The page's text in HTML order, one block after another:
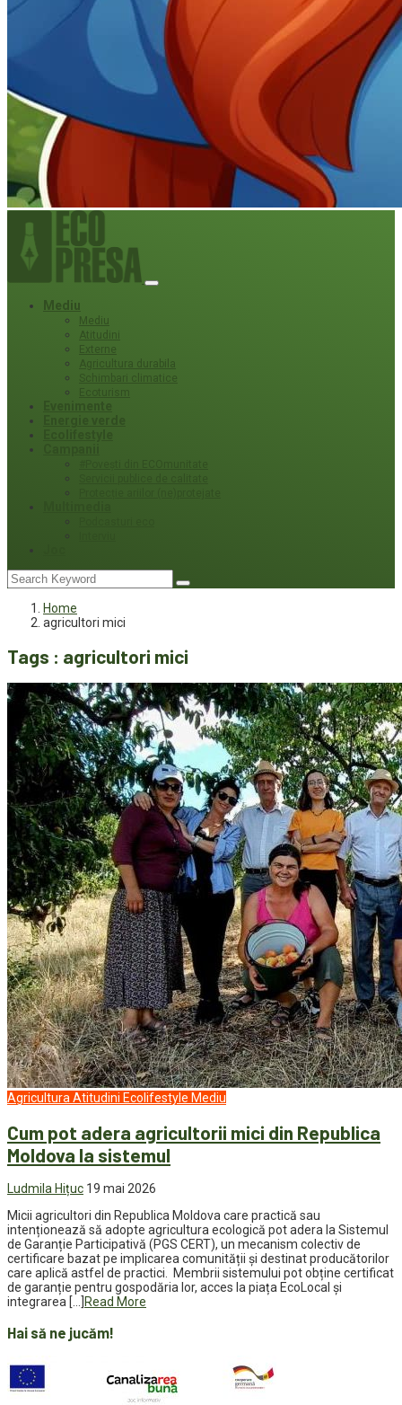
Mediu
Mediu
Atitudini
Externe
Agricultura durabila
Schimbari climatice
Ecoturism
Home
agricultori mici
Tags : agricultori mici
AgriculturaAtitudini Ecolifestyle Mediu
Cum pot adera agricultorii mici din Republica
Moldova la sistemul
Ludmila Hițuc 19 mai 2026
Micii agricultori din Republica Moldova care practică sau
intenționează să adopte agricultura ecologică pot adera la Sistemul
de Garanție Participativă (PGS CERT), un mecanism colectiv de
certificare bazat pe implicarea comunității și destinat producătorilor
care aplică astfel de practici. Membrii sistemului pot obține certificat
de garanție pentru gospodăria lor, acces la piața EcoLocal și
integrarea […] Read More
Hai să ne jucăm!